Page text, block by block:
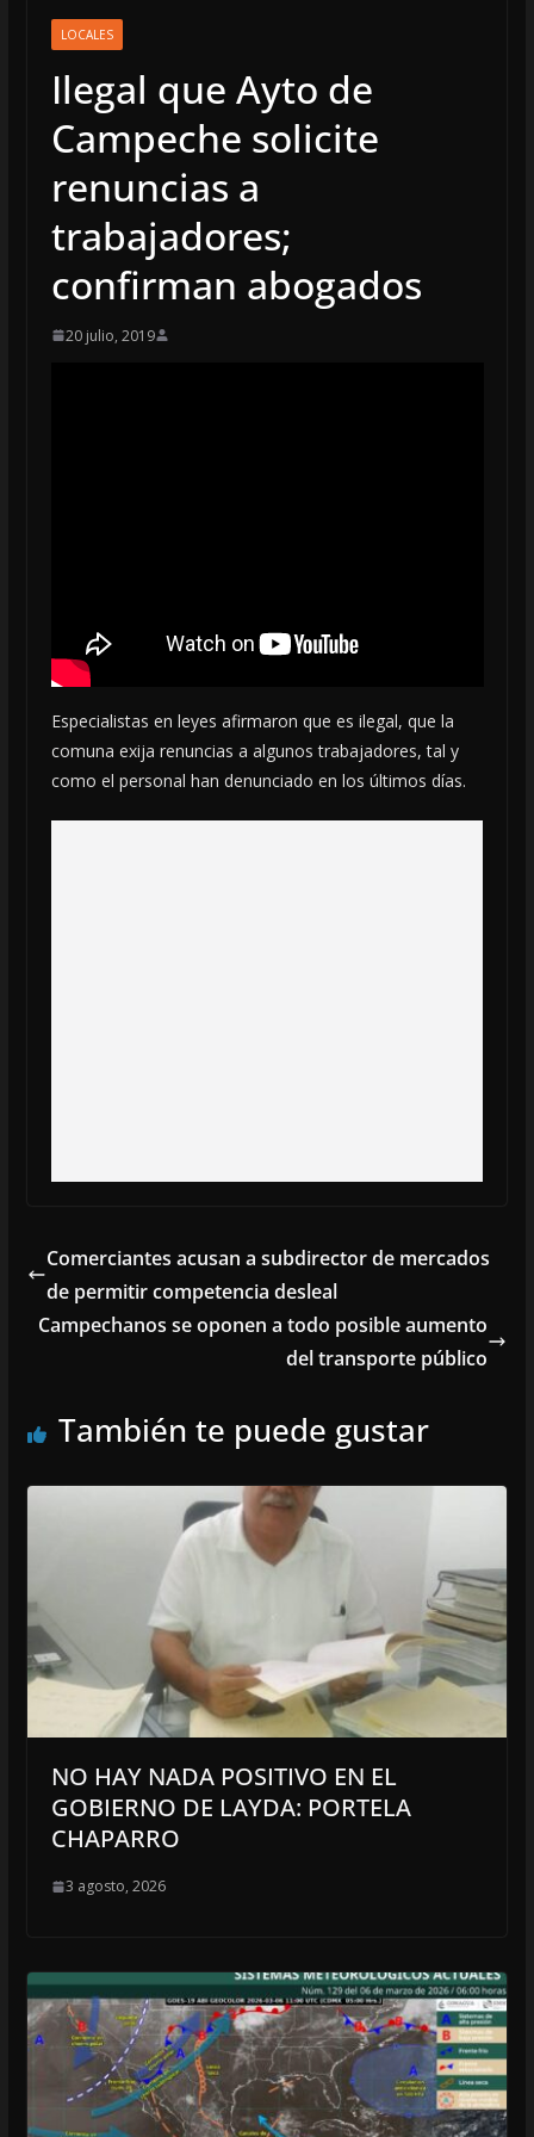
LOCALES
Ilegal que Ayto de
Campeche solicite
renuncias a
trabajadores;
confirman abogados
20 julio, 2019
Especialistas en leyes afirmaron que es ilegal, que la
comuna exija renuncias a algunos trabajadores, tal y
como el personal han denunciado en los últimos días.
Comerciantes acusan a subdirector de mercados
de permitir competencia desleal
Campechanos se oponen a todo posible aumento
del transporte público
También te puede gustar
NO HAY NADA POSITIVO EN EL
GOBIERNO DE LAYDA: PORTELA
CHAPARRO
3 agosto, 2026